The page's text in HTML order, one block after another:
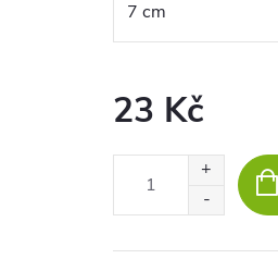
23 Kč